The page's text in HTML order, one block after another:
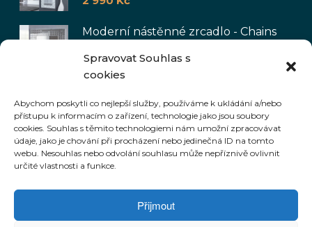
Spravovat Souhlas s
cookies
Abychom poskytli co nejlepší služby, používáme k ukládání a/nebo
přístupu k informacím o zařízení, technologie jako jsou soubory
cookies. Souhlas s těmito technologiemi nám umožní zpracovávat
údaje, jako je chování při procházení nebo jedinečná ID na tomto
webu. Nesouhlas nebo odvolání souhlasu může nepříznivě ovlivnit
určité vlastnosti a funkce.
Přijmout
Moderní nástěnné zrcadlo - Chains
5 590 Kč
© 2021 - EshopsNabytkem.cz. Vytvořeno